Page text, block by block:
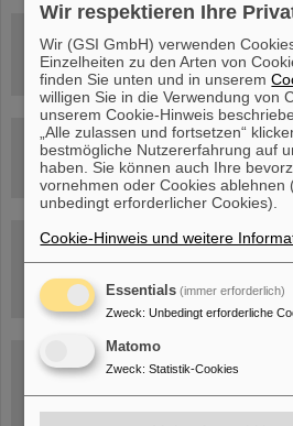
Beschleunigeranlage
Rundflug über die FAIR-
Besichtigung von GSI/
Blog Beam On
Wir respektieren Ihre
Wir (GSI GmbH) verwenden Cookies
Einzelheiten zu den Arten von
finden Sie unten und in unserem
willigen Sie in die Verwendung von
unserem Cookie-Hinweis
„Alle zulassen und fortsetzen“
bestmögliche Nutzererfahrung auf
haben. Sie können auch Ihre
vornehmen oder Cookies ablehnen
unbedingt erforderlicher Cookies).
Cookie-Hinweis und weitere
Essentials (immer erforderlich)
Zweck: Unbedingt erforderliche
Matomo
Zweck: Statistik-Cookies